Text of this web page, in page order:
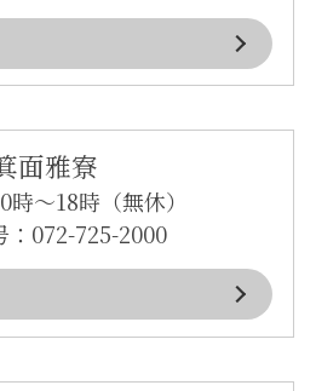
面雅寮
時～18時（無休）
072-725-2000